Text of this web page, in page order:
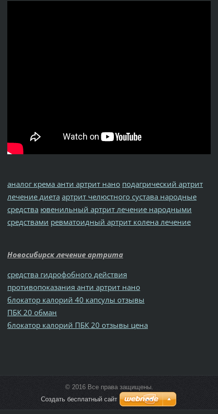
аналог крема анти артрит нано подагрический артрит
лечение диета артрит челюстного сустава народные
средства ювенильный артрит лечение народными
средствами ревматоидный артрит колена лечение
Новосибирск лечение артрита
средства гидрофобного действия
противопоказания анти артрит нано
блокатор калорий 40 капсулы отзывы
ПБК 20 обман
блокатор калорий ПБК 20 отзывы цена
© 2016 Все права защищены.
Создать бесплатный сайт